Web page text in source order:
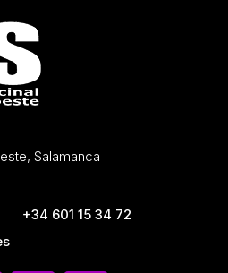
Salamanca
+34 601 15 34 72